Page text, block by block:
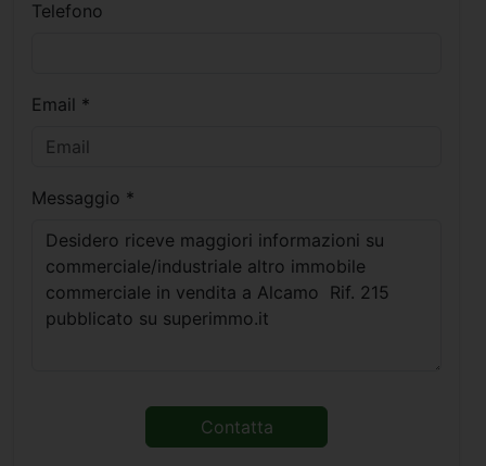
Telefono
Email *
Messaggio *
Contatta